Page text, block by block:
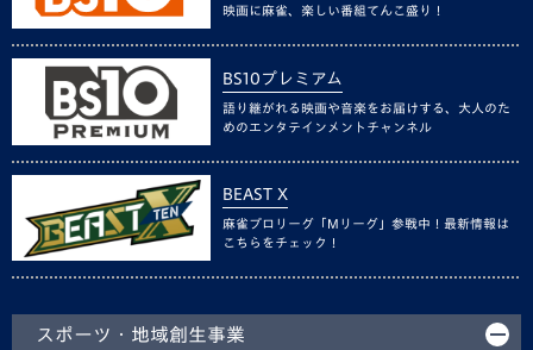
映画に麻雀、楽しい番組てんこ盛り！
BS10プレミアム
語り継がれる映画や音楽をお届けする、大人のた
めのエンタテインメントチャンネル
BEAST X
麻雀プロリーグ「Mリーグ」参戦中！最新情報は
こちらをチェック！
スポーツ・地域創生事業